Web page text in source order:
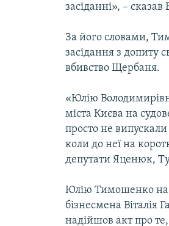
засіданні», – сказав
За його словами,
засідання з допиту
вбивство Щербаня.
«Юлію
міста Києва на
просто не
коли до неї на
депутати Яценюк,
Юлію Тимошенко на
бізнесмена Віталія
надійшов акт про